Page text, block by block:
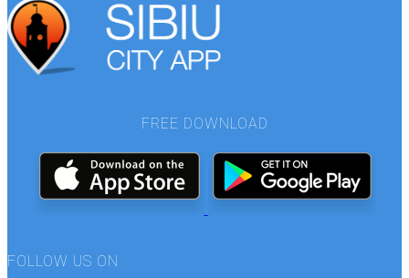
FREE DOWNLOAD
FOLLOW US ON